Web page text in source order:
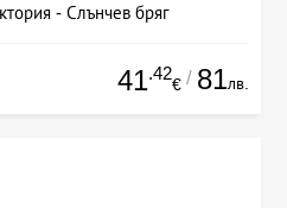
- Слънчев бряг
41.42
€ / 81лв.